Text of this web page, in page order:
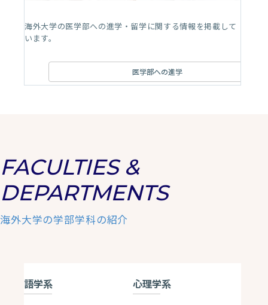
海外大学の医学部への進学・留学に関する情報を掲載して
います。
医学部への進学
FACULTIES &
DEPARTMENTS
海外大学の学部学科の紹介
語学系 心理学系